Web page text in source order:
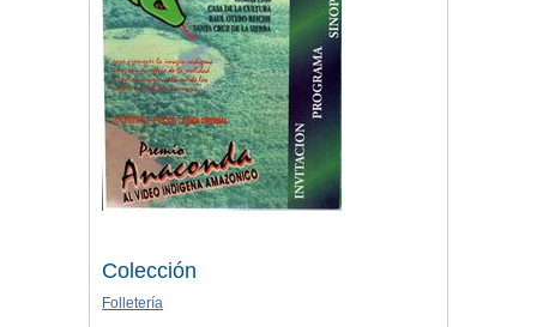
Colección
Folletería